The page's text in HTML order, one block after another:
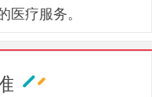
疗服务。